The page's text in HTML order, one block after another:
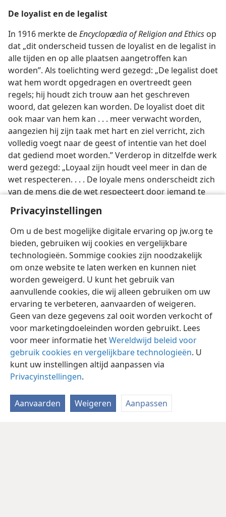
Privacyinstellingen
Om u de best mogelijke digitale ervaring op jw.org te
bieden, gebruiken wij cookies en vergelijkbare
technologieën. Sommige cookies zijn noodzakelijk
om onze website te laten werken en kunnen niet
worden geweigerd. U kunt het gebruik van
aanvullende cookies, die wij alleen gebruiken om uw
ervaring te verbeteren, aanvaarden of weigeren.
Geen van deze gegevens zal ooit worden verkocht of
voor marketingdoeleinden worden gebruikt. Lees
voor meer informatie hetWereldwijd beleid voor
gebruik cookies en vergelijkbare technologieën. U
kunt uw instellingen altijd aanpassen via
Privacyinstellingen.
Aanvaarden Weigeren Aanpassen
De loyalist en de legalist
In 1916 merkte deEncyclopædia of Religion and Ethics op
dat „dit onderscheid tussen de loyalist en de legalist in
alle tijden en op alle plaatsen aangetroffen kan
worden”. Als toelichting werd gezegd: „De legalist doet
wat hem wordt opgedragen en overtreedt geen
regels; hij houdt zich trouw aan het geschreven
woord, dat gelezen kan worden. De loyalist doet dit
ook maar van hem kan . . . meer verwacht worden,
aangezien hij zijn taak met hart en ziel verricht, zich
volledig voegt naar de geest of intentie van het doel
dat gediend moet worden.” Verderop in ditzelfde werk
werd gezegd: „Loyaal zijn houdt veel meer in dan de
wet respecteren. . . . De loyale mens onderscheidt zich
van de mens die de wet respecteert door iemand te
zijn die met hart en ziel dienst verricht . . . Hij
permitteert zich niet doelbewust, uit nalatigheid of
onwetendheid te zondigen.”